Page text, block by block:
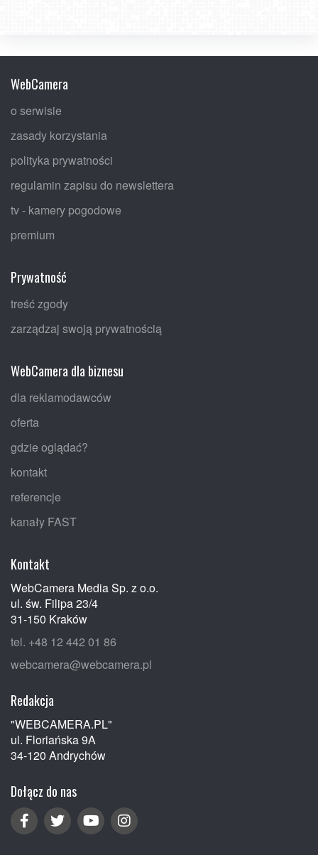
WebCamera
o serwisie
zasady korzystania
polityka prywatności
regulamin zapisu do newslettera
tv - kamery pogodowe
premium
Prywatność
treść zgody
zarządzaj swoją prywatnością
WebCamera dla biznesu
dla reklamodawców
oferta
gdzie oglądać?
kontakt
referencje
kanały FAST
Kontakt
WebCamera Media Sp. z o.o.
ul. św. Filipa 23/4
31-150 Kraków
tel. +48 12 442 01 86
webcamera@webcamera.pl
Redakcja
"WEBCAMERA.PL"
ul. Floriańska 9A
34-120 Andrychów
Dołącz do nas